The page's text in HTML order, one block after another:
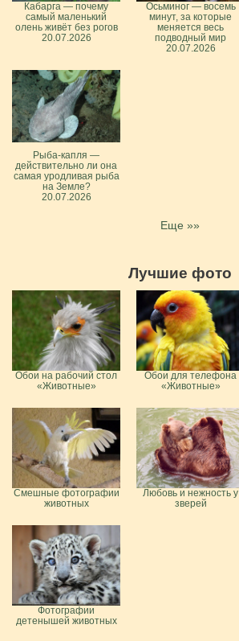
Кабарга — почему
самый маленький
олень живёт без рогов
20.07.2026
Осьминог — восемь
минут, за которые
меняется весь
подводный мир
20.07.2026
Рыба-капля —
действительно ли она
самая уродливая рыба
на Земле?
20.07.2026
Еще »»
Лучшие фото
Обои на рабочий стол
«Животные»
Обои для телефона
«Животные»
Смешные фотографии
животных
Любовь и нежность у
зверей
Фотографии
детенышей животных